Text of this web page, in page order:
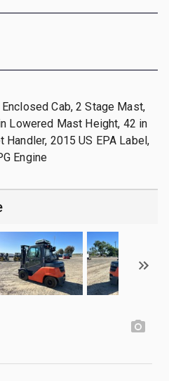
Cab, 2 Stage Mast,
Lowered Mast Height, 42 in
2015 US EPA Label,
Engine